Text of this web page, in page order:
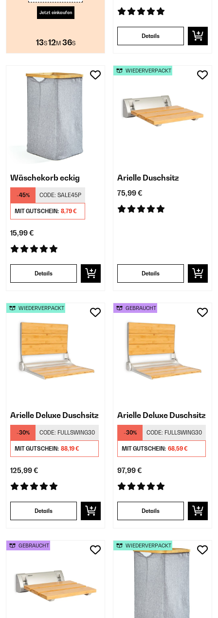
Jetzt einkaufen
13S12M 36S
Details
Wäschekorb eckig
-45% CODE: SALE45P
MIT GUTSCHEIN: 8,79 €
15,99 €
Details
Arielle Duschsitz
75,99 €
Details
WIEDERVERPACKT
Arielle Deluxe Duschsitz
-30% CODE: FULLSWING30
MIT GUTSCHEIN: 88,19 €
125,99 €
Details
WIEDERVERPACKT
Arielle Deluxe Duschsitz
-30% CODE: FULLSWING30
MIT GUTSCHEIN: 68,59 €
97,99 €
Details
GEBRAUCHT
GEBRAUCHT WIEDERVERPACKT